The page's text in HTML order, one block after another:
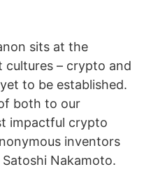
sits at the
– crypto and
to be established.
both to our
impactful crypto
inventors
Nakamoto.